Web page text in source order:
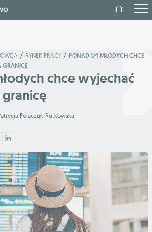
/ RYNEK PRACY / PONAD 1/4 MŁODYCH CHCE
GRANICĘ
chce wyjechać
Polaczuk-Rutkowska